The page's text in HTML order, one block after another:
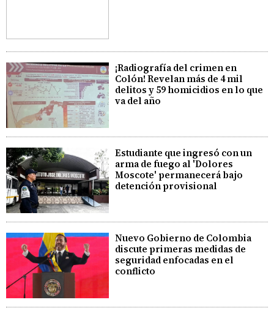
¡Radiografía del crimen en
Colón! Revelan más de 4 mil
delitos y 59 homicidios en lo que
va del año
Estudiante que ingresó con un
arma de fuego al 'Dolores
Moscote' permanecerá bajo
detención provisional
Nuevo Gobierno de Colombia
discute primeras medidas de
seguridad enfocadas en el
conflicto